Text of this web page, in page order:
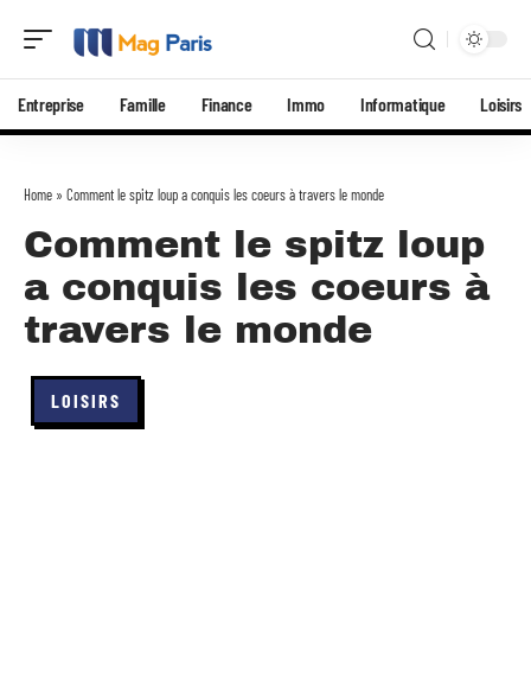
Entreprise Famille Finance Immo Informatique Loisirs
Home » Comment le spitz loup a conquis les coeurs à travers le monde
Comment le spitz loup
a conquis les coeurs à
travers le monde
LOISIRS